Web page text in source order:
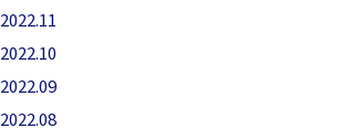
2022.11
2022.10
2022.09
2022.08